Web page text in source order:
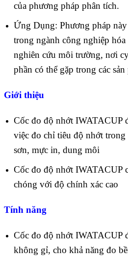
của phương pháp phân tích.
Ứng Dụng: Phương pháp
trong ngành công nghiệp hóa
nghiên cứu môi trường, nơi
phần có thể gặp trong các
Giới thiệu
Cốc đo độ nhớt IWATACUP
việc đo chỉ tiêu độ nhớt trong
sơn, mực in, dung môi
Cốc đo độ nhớt IWATACUP
chóng với độ chính xác cao
Tính năng
Cốc đo độ nhớt IWATACUP
không gỉ, cho khả năng đo